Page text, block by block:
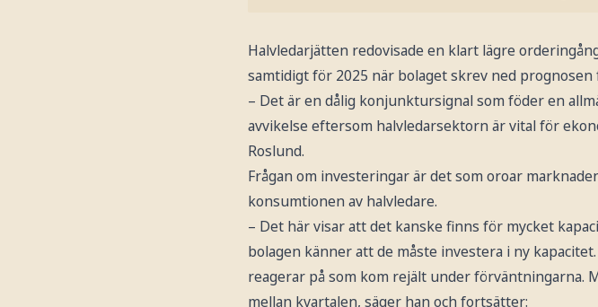
Halvledarjätten redovisade en klart lägre
samtidigt för 2025 när bolaget skrev ned
– Det är en dålig konjunktursignal som föder en
avvikelse eftersom halvledarsektorn är vital för
Roslund.
Frågan om investeringar är det som oroar
konsumtionen av halvledare.
– Det här visar att det kanske finns för mycket
bolagen känner att de måste investera i ny
reagerar på som kom rejält under förväntningarna.
mellan kvartalen, säger han och fortsätter: